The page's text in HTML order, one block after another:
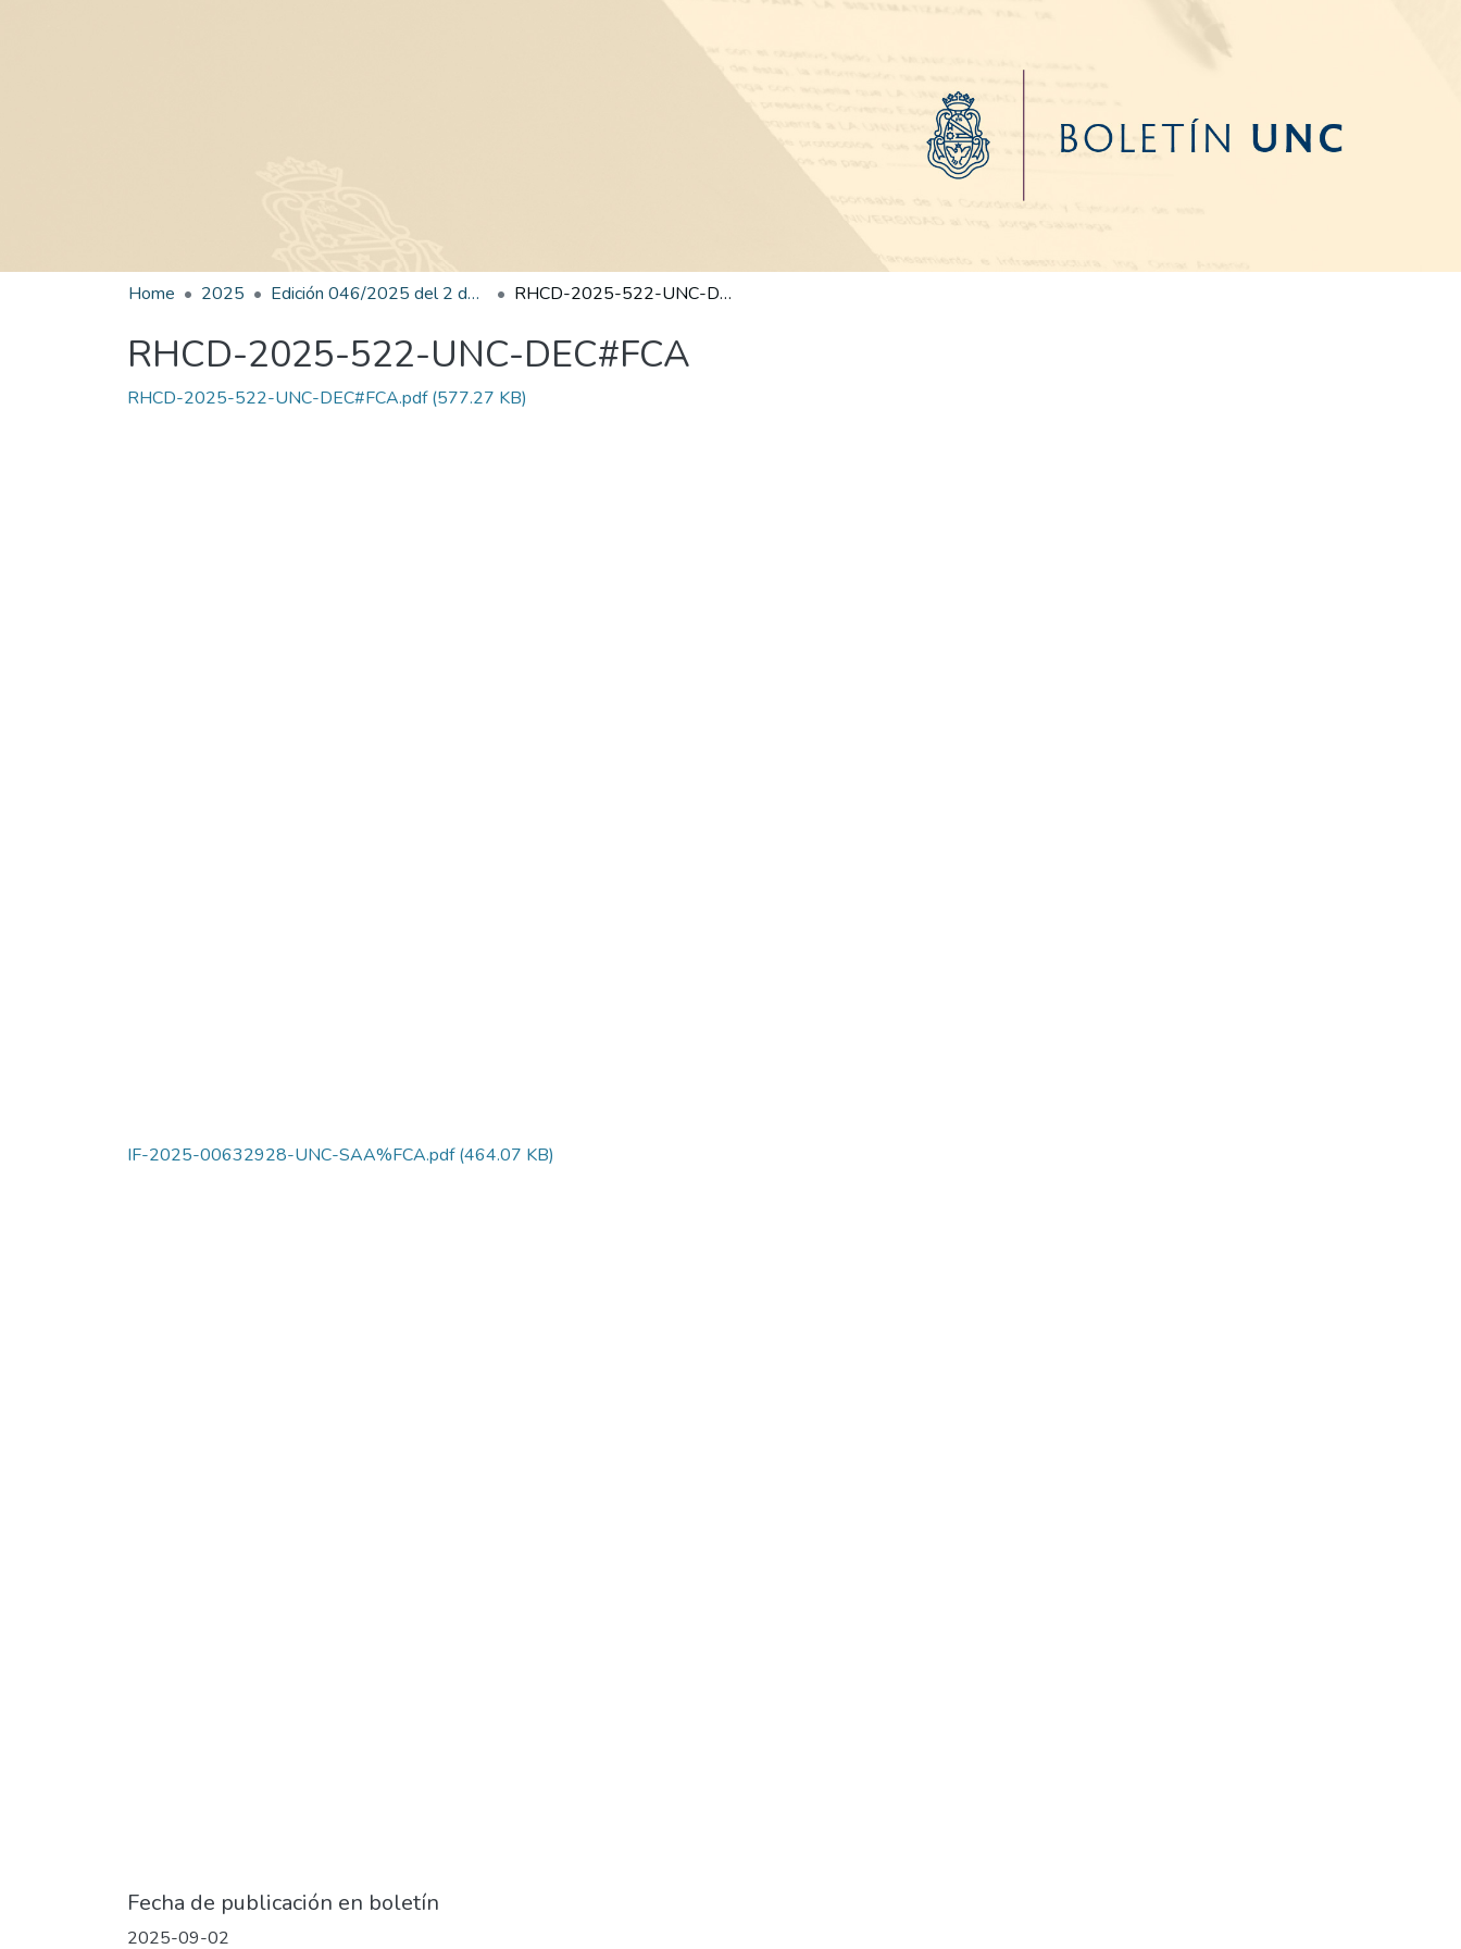
Home 2025 Edición 046/2025 del 2 de septiembre de 2025 RHCD-2025-522-UNC-DEC#FCA
RHCD-2025-522-UNC-DEC#FCA
RHCD-2025-522-UNC-DEC#FCA.pdf(577.27 KB)
IF-2025-00632928-UNC-SAA%FCA.pdf(464.07 KB)
Fecha de publicación en boletín
2025-09-02